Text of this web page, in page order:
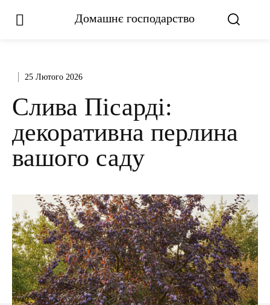
Домашнє господарство
25 Лютого 2026
Слива Пісарді:
декоративна перлина
вашого саду